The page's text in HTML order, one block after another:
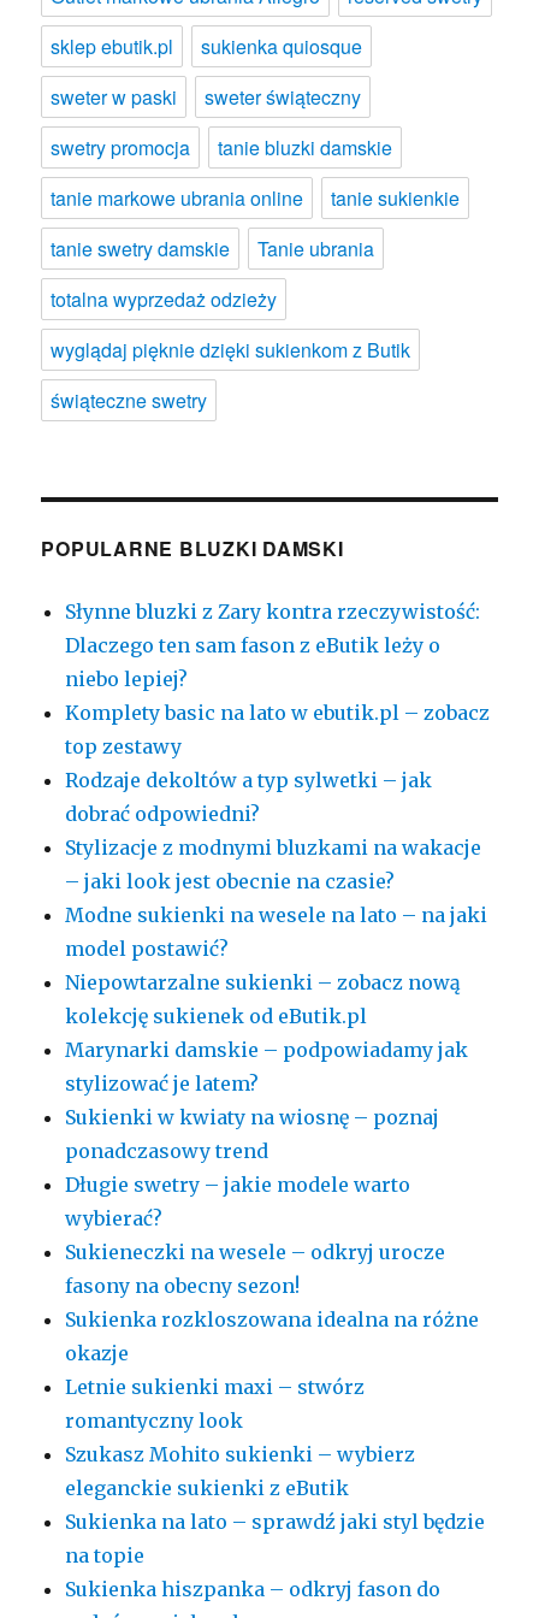
sklep ebutik.pl
sukienka quiosque
sweter w paski
sweter świąteczny
swetry promocja
tanie bluzki damskie
tanie markowe ubrania online
tanie sukienkie
tanie swetry damskie
Tanie ubrania
totalna wyprzedaż odzieży
wyglądaj pięknie dzięki sukienkom z Butik
świąteczne swetry
POPULARNE BLUZKI DAMSKI
Słynne bluzki z Zary kontra rzeczywistość:
Dlaczego ten sam fason z eButik leży o
niebo lepiej?
Komplety basic na lato w ebutik.pl – zobacz
top zestawy
Rodzaje dekoltów a typ sylwetki – jak
dobrać odpowiedni?
Stylizacje z modnymi bluzkami na wakacje
– jaki look jest obecnie na czasie?
Modne sukienki na wesele na lato – na jaki
model postawić?
Niepowtarzalne sukienki – zobacz nową
kolekcję sukienek od eButik.pl
Marynarki damskie – podpowiadamy jak
stylizować je latem?
Sukienki w kwiaty na wiosnę – poznaj
ponadczasowy trend
Długie swetry – jakie modele warto
wybierać?
Sukieneczki na wesele – odkryj urocze
fasony na obecny sezon!
Sukienka rozkloszowana idealna na różne
okazje
Letnie sukienki maxi – stwórz
romantyczny look
Szukasz Mohito sukienki – wybierz
eleganckie sukienki z eButik
Sukienka na lato – sprawdź jaki styl będzie
na topie
Sukienka hiszpanka – odkryj fason do